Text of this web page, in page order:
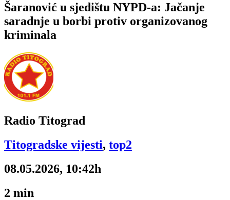
Šaranović u sjedištu NYPD-a: Jačanje
saradnje u borbi protiv organizovanog
kriminala
Radio Titograd
Titogradske vijesti, top2
08.05.2026, 10:42h
2 min